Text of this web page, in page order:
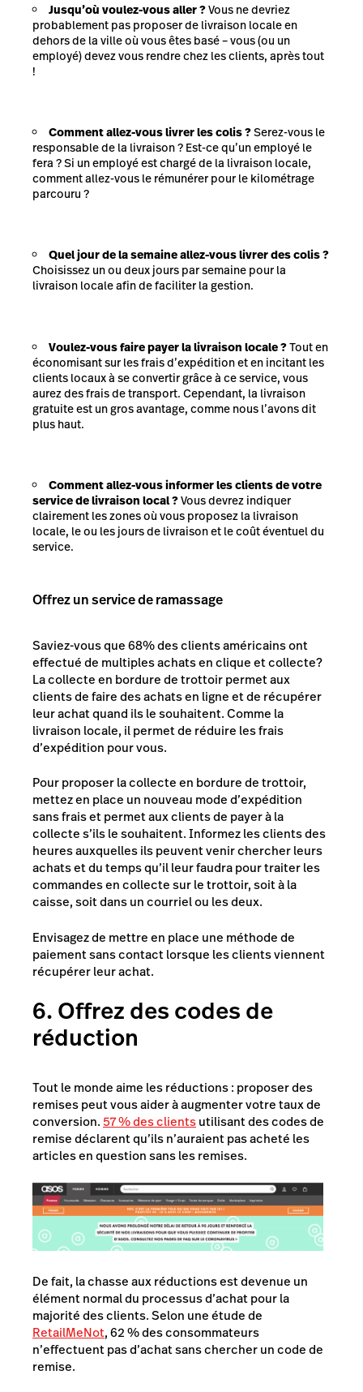
Jusqu’où voulez-vous aller ?Vous ne devriez
probablement pas proposer de livraison locale en
dehors de la ville où vous êtes basé – vous (ou un
employé) devez vous rendre chez les clients, après tout
!
Comment allez-vous livrer les colis ?Serez-vous le
responsable de la livraison ? Est-ce qu’un employé le
fera ? Si un employé est chargé de la livraison locale,
comment allez-vous le rémunérer pour le kilométrage
parcouru ?
Quel jour de la semaine allez-vous livrer des colis ?
Choisissez un ou deux jours par semaine pour la
livraison locale afin de faciliter la gestion.
Voulez-vous faire payer la livraison locale ?Tout en
économisant sur les frais d’expédition et en incitant les
clients locaux à se convertir grâce à ce service, vous
aurez des frais de transport. Cependant, la livraison
gratuite est un gros avantage, comme nous l’avons dit
plus haut.
Comment allez-vous informer les clients de votre
service de livraison local ?Vous devrez indiquer
clairement les zones où vous proposez la livraison
locale, le ou les jours de livraison et le coût éventuel du
service.
Offrez un service de ramassage
Saviez-vous que68% des clients américainsont
effectué de multiples achats en clique et collecte?
La collecte en bordure de trottoir permet aux
clients de faire des achats en ligne et de récupérer
leur achat quand ils le souhaitent. Comme la
livraison locale, il permet de réduire les frais
d’expédition pour vous.
Pour proposer la collecte en bordure de trottoir,
mettez en place un nouveau mode d’expédition
sans frais et permet aux clients de payer à la
collecte s’ils le souhaitent. Informez les clients des
heures auxquelles ils peuvent venir chercher leurs
achats et du temps qu’il leur faudra pour traiter les
commandes en collecte sur le trottoir, soit à la
caisse, soit dans un courriel ou les deux.
Envisagez de mettre en place une méthode de
paiement sans contactlorsque les clients viennent
récupérer leur achat.
6. Offrez des codes de
réduction
Tout le monde aime les réductions : proposer des
remises peut vous aider à augmenter votre taux de
conversion. 57 % des clientsutilisant des codes de
remise déclarent qu’ils n’auraient pas acheté les
articles en question sans les remises.
De fait, la chasse aux réductions est devenue un
élément normal du processus d’achat pour la
majorité des clients. Selon une étude de
RetailMeNot, 62 % des consommateurs
n’effectuent pas d’achat sans chercher un code de
remise.